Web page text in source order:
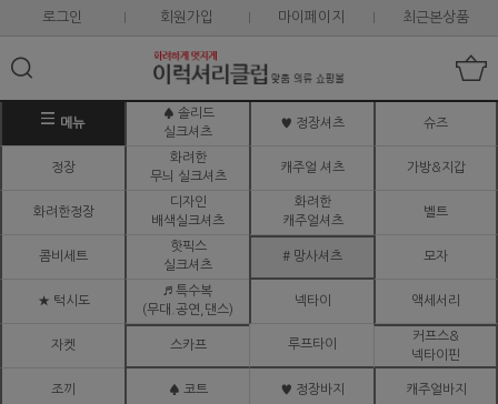
로그인 회원가입 마이페이지 최근본상품
메뉴
♠ 솔리드
실크셔츠
♥ 정장셔츠 슈즈
정장
화려한
무늬 실크셔츠
캐주얼 셔츠 가방&지갑
화려한정장
디자인
배색실크셔츠
화려한
캐주얼셔츠
벨트
콤비세트
핫픽스
실크셔츠
# 망사셔츠 모자
★ 턱시도
♬ 특수복
(무대.공연,댄스)
넥타이 액세서리
자켓 스카프 루프타이
커프스&
넥타이핀
조끼 ♠ 코트 ♥ 정장바지 캐주얼바지